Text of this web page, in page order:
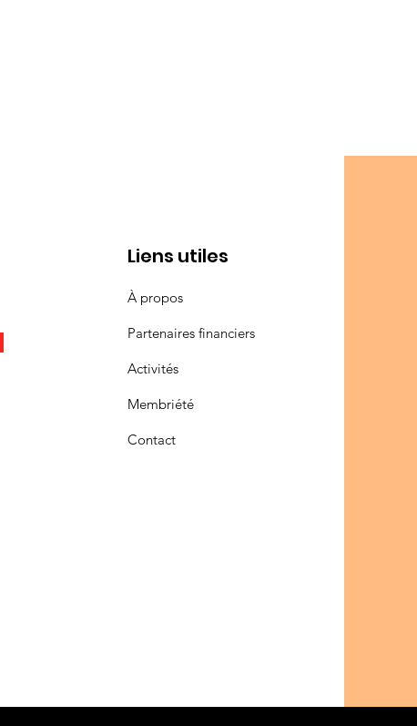
Liens utiles
À propos
Partenaires financiers
Activités
Membriété
Contact